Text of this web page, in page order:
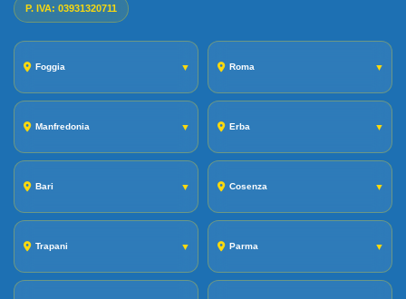
P. IVA: 03931320711
Foggia ▼ Roma ▼
Manfredonia ▼ Erba ▼
Bari ▼ Cosenza ▼
Trapani ▼ Parma ▼